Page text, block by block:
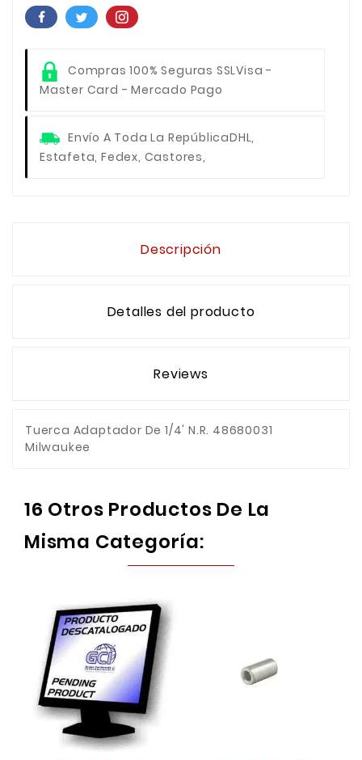
Compras 100% Seguras SSLVisa -
Master Card - Mercado Pago
Envío A Toda La RepúblicaDHL,
Estafeta, Fedex, Castores,
Descripción
Detalles del producto
Reviews
Tuerca Adaptador De 1/4' N.R. 48680031
Milwaukee
16 Otros Productos De La
Misma Categoría: